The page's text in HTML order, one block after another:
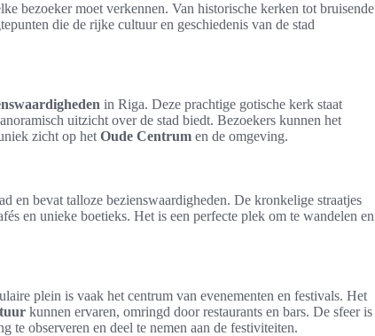
bezoeker moet verkennen. Van historische kerken tot bruisende
die de rijke cultuur en geschiedenis van de stad
in Riga. Deze prachtige gotische kerk staat
uitzicht over de stad biedt. Bezoekers kunnen het
zicht op het Oude Centrum en de omgeving.
en bevat talloze bezienswaardigheden. De kronkelige straatjes
en unieke boetieks. Het is een perfecte plek om te wandelen en
plein is vaak het centrum van evenementen en festivals. Het
kunnen ervaren, omringd door restaurants en bars. De sfeer is
te observeren en deel te nemen aan de festiviteiten.